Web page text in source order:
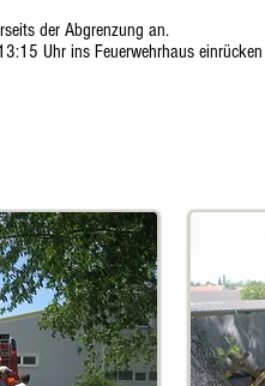
der Abgrenzung an.
Uhr ins Feuerwehrhaus